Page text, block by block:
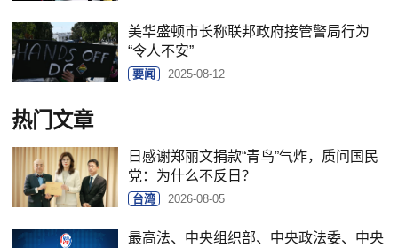
美华盛顿市长称联邦政府接管警局行为
“令人不安”
要闻 2025-08-12
热门文章
日感谢郑丽文捐款“青鸟”气炸，质问国民
党：为什么不反日？
台湾 2026-08-05
最高法、中央组织部、中央政法委、中央